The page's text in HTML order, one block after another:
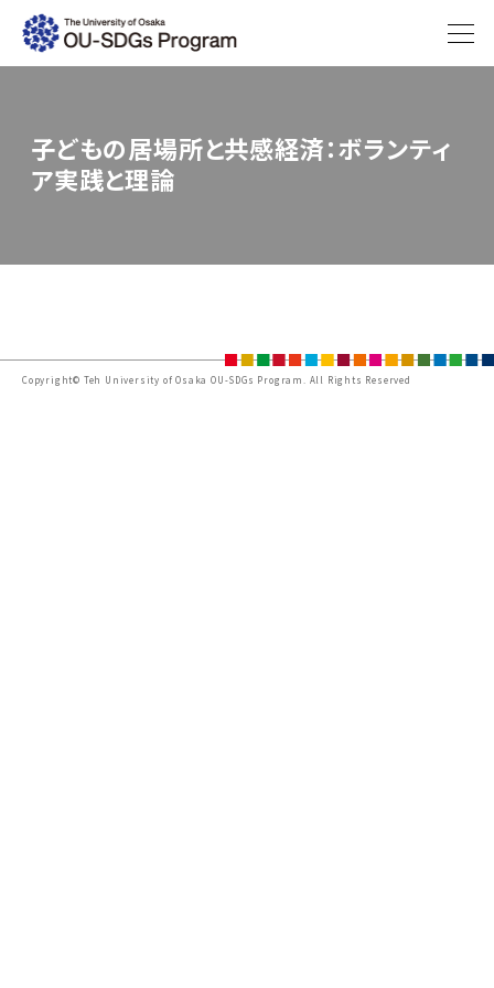
子どもの居場所と共感経済：ボランティ
ア実践と理論
Copyright© Teh University of Osaka OU-SDGs Program. All Rights Reserved